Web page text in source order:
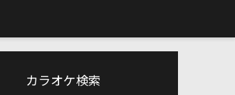
カラオケ検索